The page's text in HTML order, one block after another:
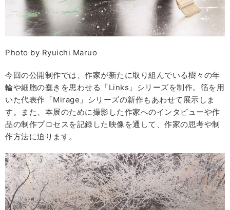
Photo by Ryuichi Maruo
今回の公開制作では、作家が新たに取り組んでいる樹々の年
輪や細胞の蠢きを思わせる「Links」シリーズを制作。箔を用
いた代表作「Mirage」シリーズの新作もあわせて展示しま
す。また、本展のために撮影した作家へのインタビューや作
品の制作プロセスを記録した映像を通して、作家の思考や制
作方法に迫ります。